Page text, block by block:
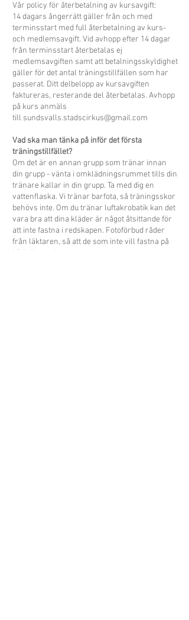
Vår policy för återbetalning av kursavgift:
14 dagars ångerrätt gäller från och med
terminsstart med full återbetalning av kurs-
och medlemsavgift. Vid avhopp efter 14 dagar
från terminsstart återbetalas ej
medlemsavgiften samt att betalningsskyldighet
gäller för det antal träningstillfällen som har
passerat. Ditt delbelopp av kursavgiften
faktureras, resterande del återbetalas. Avhopp
på kurs anmäls
till sundsvalls.stadscirkus@gmail.com
Vad ska man tänka på inför det första
träningstillfället?
Om det är en annan grupp som tränar innan
din grupp - vänta i omklädningsrummet tills din
tränare kallar in din grupp. Ta med dig en
vattenflaska. Vi tränar barfota, så träningsskor
behövs inte. Om du tränar luftakrobatik kan det
vara bra att dina kläder är något åtsittande för
att inte fastna i redskapen. Fotoförbud råder
från läktaren, så att de som inte vill fastna på
bild slipper det.